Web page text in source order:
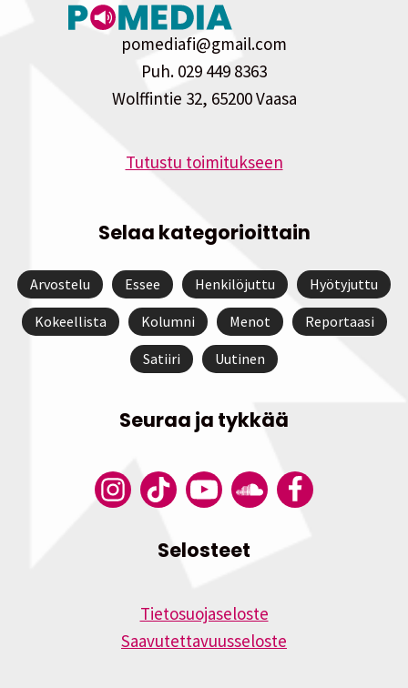
pomediafi@gmail.com
Puh. 029 449 8363
Wolffintie 32, 65200 Vaasa
Tutustu toimitukseen
Selaa kategorioittain
Arvostelu Essee Henkilöjuttu Hyötyjuttu
Kokeellista Kolumni Menot Reportaasi
Satiiri Uutinen
Seuraa ja tykkää
Selosteet
Tietosuojaseloste
Saavutettavuusseloste